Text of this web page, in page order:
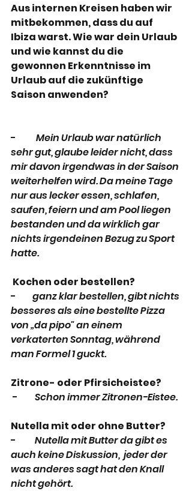
Aus internen Kreisen haben wir
mitbekommen, dass du auf
Ibiza warst. Wie war dein Urlaub
und wie kannst du die
gewonnen Erkenntnisse im
Urlaub auf die zukünftige
Saison anwenden?
- Mein Urlaub war natürlich
sehr gut, glaube leider nicht, dass
mir davon irgendwas in der Saison
weiterhelfen wird. Da meine Tage
nur aus lecker essen, schlafen,
saufen, feiern und am Pool liegen
bestanden und da wirklich gar
nichts irgendeinen Bezug zu Sport
hatte.
Kochen oder bestellen?
-
ganz klar bestellen, gibt nichts
besseres als eine bestellte Pizza
von „da pipo" an einem
verkaterten Sonntag, während
man Formel 1 guckt.
Zitrone- oder Pfirsicheistee?
Schon immer Zitronen-Eistee.
Nutella mit oder ohne Butter?
Nutella mit Butter da gibt es
auch keine Diskussion,  jeder der
was anderes sagt hat den Knall
nicht gehört.